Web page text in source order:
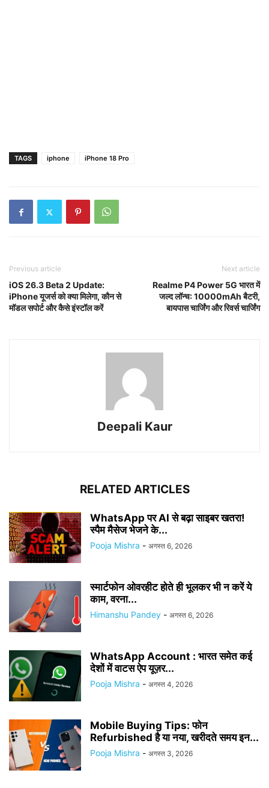
TAGS iphone iPhone 18 Pro
Previous article
iOS 26.3 Beta 2 Update:
iPhone यूजर्स को क्या मिलेगा, कौन से
मॉडल सपोर्ट और कैसे इंस्टॉल करें
Next article
Realme P4 Power 5G भारत में
जल्द लॉन्च: 10000mAh बैटरी,
बायपास चार्जिंग और रिवर्स चार्जिंग
Deepali Kaur
RELATED ARTICLES
WhatsApp पर AI से बढ़ा साइबर खतरा!
स्पैम मैसेज भेजने के...
Pooja Mishra - अगस्त 6, 2026
स्मार्टफोन ओवरहीट होते ही भूलकर भी न करें ये
काम, वरना...
Himanshu Pandey - अगस्त 6, 2026
WhatsApp Account : भारत समेत कई
देशों में वाटस ऐप यूज़र...
Pooja Mishra - अगस्त 4, 2026
Mobile Buying Tips: फोन
Refurbished है या नया, खरीदते समय इन...
Pooja Mishra - अगस्त 3, 2026